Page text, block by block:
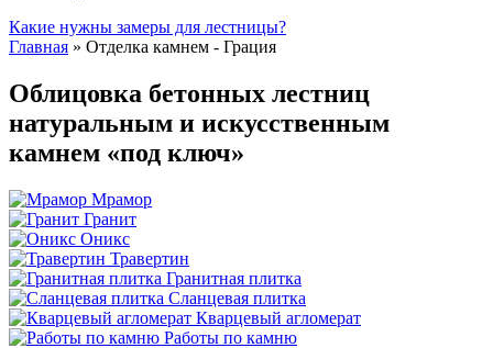
Какие нужны замеры для лестницы?
Главная » Отделка камнем - Грация
Облицовка бетонных лестниц
натуральным и искусственным
камнем «под ключ»
Мрамор
Гранит
Оникс
Травертин
Гранитная плитка
Сланцевая плитка
Кварцевый агломерат
Работы по камню